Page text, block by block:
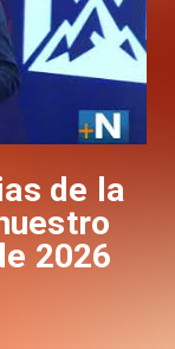
de la
2026